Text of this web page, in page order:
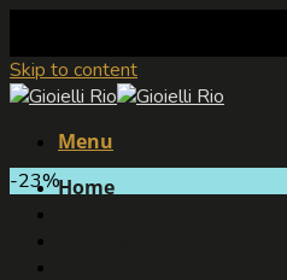
Skip to content
Menu
Home
-23%